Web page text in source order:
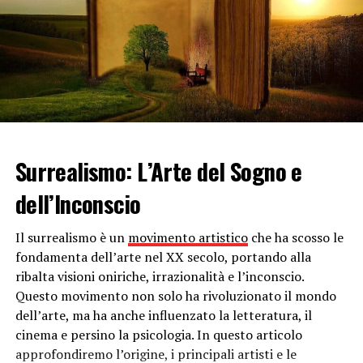
I 3 elementi fondamentali
Tre sono gli elementi base che ritornano costantemente
in un giardino zen. Il primo èl’acqua
, che rappresenta
la vita, poiché senza di essa senza non potremmo vivere.
Seguendo il movimento del sole, l’acqua dovrà scorrere
secondo elemento è rappresentato dallerocce , ovvero il
punto del giardino in cui regna la pace. Per la scelta
delle rocce, è importante scegliere forme tondeggianti,
da tempo immemore. Il terzo elemento è ilverde,
presenza costante in tutto l’anno. Si scelgono
solitamente il muschio o le piante verdi come la felce. I
fiori sono pochi, in generale camelie, rododendri oppure
azalee.
Surrealismo: L’Arte del Sogno e
dell’Inconscio
Il surrealismo è un movimento artisticoche ha scosso le
fondamenta dell’arte nel XX secolo, portando alla
ribalta visioni oniriche, irrazionalità e l’inconscio.
Questo movimento non solo ha rivoluzionato il mondo
dell’arte, ma ha anche influenzato la letteratura, il
cinema e persino la psicologia. In questo articolo
approfondiremo l’origine, i principali artisti e le